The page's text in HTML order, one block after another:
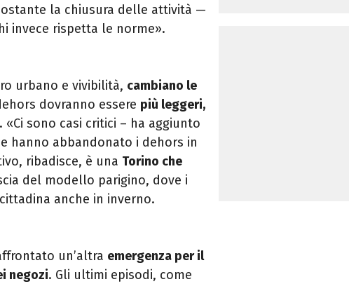
la chiusura delle attività —
invece rispetta le norme».
urbano e vivibilità, cambiano le
dovranno essere più leggeri,
. «Ci sono casi critici – ha aggiunto
hanno abbandonato i dehors in
ribadisce, è una Torino che
del modello parigino, dove i
anche in inverno.
un’altra emergenza per il
negozi. Gli ultimi episodi, come